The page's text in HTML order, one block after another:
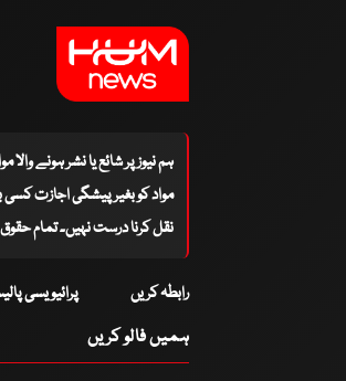
ہم نیوز پر شائع یا نشر ہونے
مواد کو بغیر پیشگی اجازت
نقل کرنا درست نہیں۔ تمام حقوق
رابطہ کریں پرائیویسی
ہمیں فالو کریں